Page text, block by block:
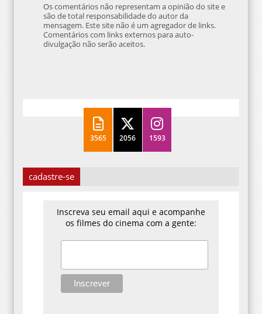
Os comentários não representam a opinião do site e
são de total responsabilidade do autor da
mensagem. Este site não é um agregador de links.
Comentários com links externos para auto-
divulgação não serão aceitos.
3565 2056 1593
cadastre-se
Inscreva seu email aqui e acompanhe
os filmes do cinema com a gente: